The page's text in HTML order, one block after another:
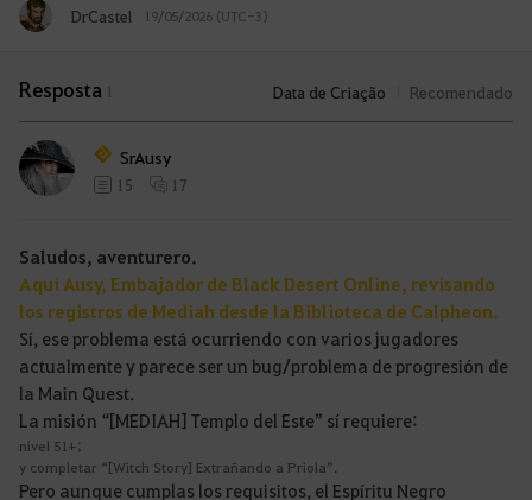
DrCastel 19/05/2026 (UTC-3)
Resposta 1 Data de Criação Recomendado
SrAusy
15 17
Saludos, aventurero.
Aquí Ausy, Embajador de Black Desert Online, revisando
los registros de Mediah desde la Biblioteca de Calpheon.
Sí, ese problema está ocurriendo con varios jugadores
actualmente y parece ser un bug/problema de progresión de
la Main Quest.
La misión “[MEDIAH] Templo del Este” sí requiere:
nivel 51+;
y completar “[Witch Story] Extrañando a Priola”.
Pero aunque cumplas los requisitos, el Espíritu Negro